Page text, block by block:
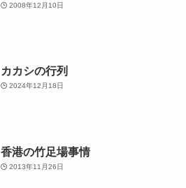
2008年12月10日
カカシの行列
2024年12月18日
香港の竹足場事情
2013年11月26日